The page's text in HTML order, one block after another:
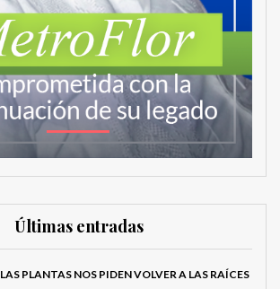
Últimas entradas
LAS PLANTAS NOS PIDEN VOLVER A LAS RAÍCES